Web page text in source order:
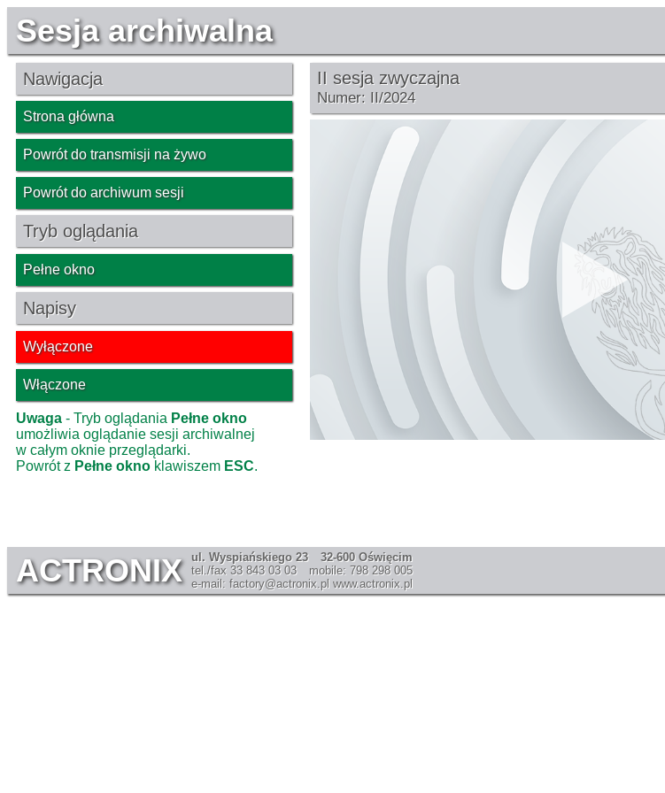
Sesja archiwalna
Nawigacja
Strona główna
Powrót do transmisji na żywo
Powrót do archiwum sesji
Tryb oglądania
Pełne okno
Napisy
Wyłączone
Włączone
Uwaga - Tryb oglądania Pełne okno
umożliwia oglądanie sesji archiwalnej
w całym oknie przeglądarki.
Powrót z Pełne okno klawiszem ESC.
II sesja zwyczajna
Numer: II/2024
ACTRONIX
ul. Wyspiańskiego 23
tel./fax 33 843 03 03
e-mail: factory@actronix.pl
32-600 Oświęcim
mobile: 798 298 005
www.actronix.pl